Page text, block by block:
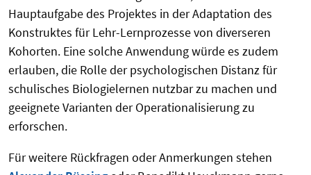
Hauptaufgabe des Projektes in der Adaptation des
Konstruktes für Lehr-Lernprozesse von diverseren
Kohorten. Eine solche Anwendung würde es zudem
erlauben, die Rolle der psychologischen Distanz für
schulisches Biologielernen nutzbar zu machen und
geeignete Varianten der Operationalisierung zu
erforschen.
Für weitere Rückfragen oder Anmerkungen stehen